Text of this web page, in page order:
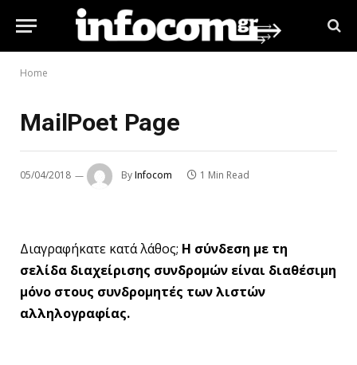
Home
MailPoet Page
05/04/2018 ByInfocom 1 Min Read
Διαγραφήκατε κατά λάθος; Η σύνδεση με τη
σελίδα διαχείρισης συνδρομών είναι διαθέσιμη
μόνο στους συνδρομητές των λιστών
αλληλογραφίας.